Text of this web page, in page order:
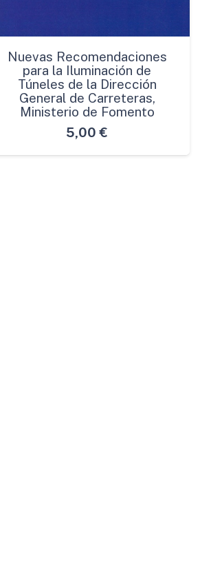
Nuevas Recomendaciones
para la Iluminación de
Túneles de la Dirección
General de Carreteras,
Ministerio de Fomento
5,00 €